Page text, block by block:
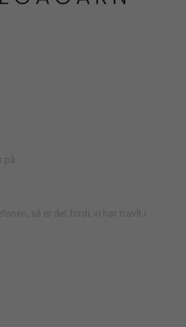
så er det fordi, vi har travlt i